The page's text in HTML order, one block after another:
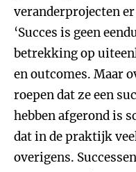
veranderprojecten
‘Succes is geen
betrekking op
en outcomes. Maar
roepen dat ze een
hebben afgerond is
dat in de praktijk
overigens.